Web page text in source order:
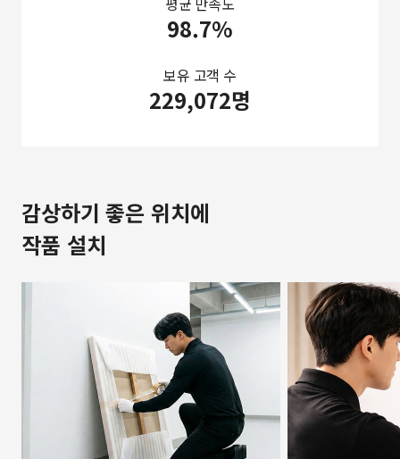
98.7%
보유 고객 수
229,072명
감상하기 좋은 위치에
작품 설치